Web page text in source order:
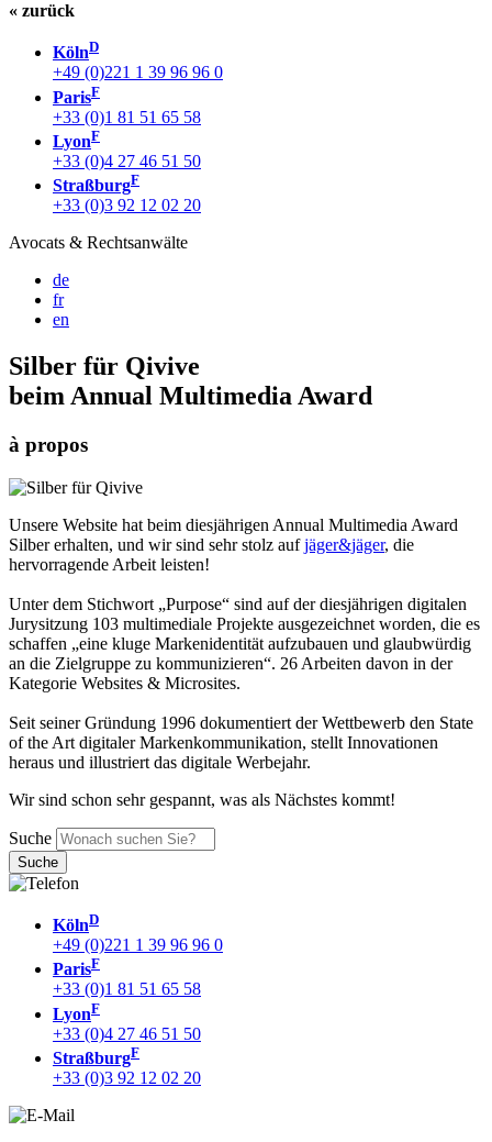
« zurück
KölnD
+49 (0)221 1 39 96 96 0
ParisF
+33 (0)1 81 51 65 58
LyonF
+33 (0)4 27 46 51 50
StraßburgF
+33 (0)3 92 12 02 20
Avocats & Rechtsanwälte
de
fr
en
Silber für Qivive
beim Annual Multimedia Award
à propos
Unsere Website hat beim diesjährigen Annual Multimedia Award
Silber erhalten, und wir sind sehr stolz aufjäger&jäger, die
hervorragende Arbeit leisten!
Unter dem Stichwort „Purpose“ sind auf der diesjährigen digitalen
Jurysitzung 103 multimediale Projekte ausgezeichnet worden, die es
schaffen „eine kluge Markenidentität aufzubauen und glaubwürdig
an die Zielgruppe zu kommunizieren“. 26 Arbeiten davon in der
Kategorie Websites & Microsites.
Seit seiner Gründung 1996 dokumentiert der Wettbewerb den State
of the Art digitaler Markenkommunikation, stellt Innovationen
heraus und illustriert das digitale Werbejahr.
Wir sind schon sehr gespannt, was als Nächstes kommt!
Suche
KölnD
+49 (0)221 1 39 96 96 0
ParisF
+33 (0)1 81 51 65 58
LyonF
+33 (0)4 27 46 51 50
StraßburgF
+33 (0)3 92 12 02 20